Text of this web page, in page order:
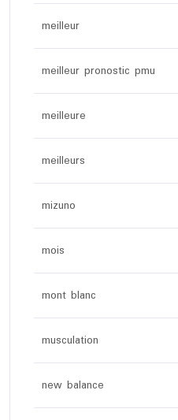
meilleur
meilleur pronostic pmu
meilleure
meilleurs
mizuno
mois
mont blanc
musculation
new balance